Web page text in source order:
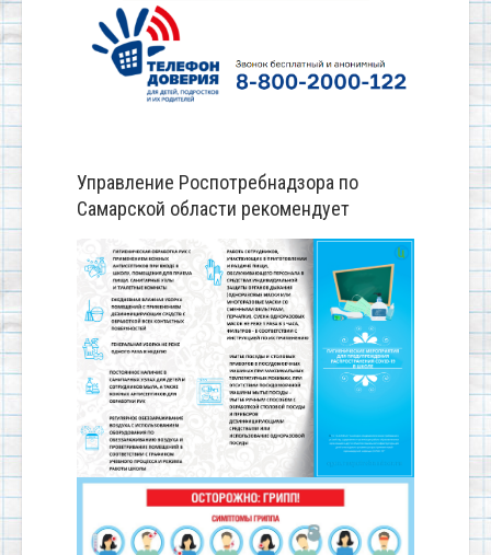
Управление Роспотребнадзора по
Самарской области рекомендует